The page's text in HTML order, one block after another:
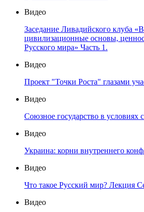
Видео
Заседание Ливадийского клуба
цивилизационные основы,
Русского мира» Часть 1.
Видео
Проект "Точки Роста" глазами
Видео
Союзное государство в условиях
Видео
Украина: корни внутреннего
Видео
Что такое Русский мир? Лекция
Видео